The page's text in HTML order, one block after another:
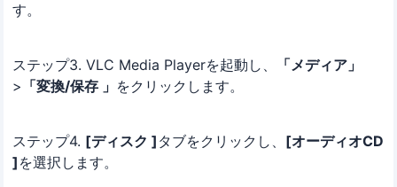
す。
ステップ3. VLC Media Playerを起動し、
「メディア」
> 「変換/保存 」 をクリックします。
ステップ4. [ディスク ] タブをクリックし、 [オーディオCD
] を選択します。